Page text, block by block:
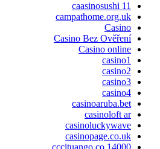
caasinosushi 11
campathome.org.uk
Casino
Casino Bez Ověření
Casino online
casino1
casino2
casino3
casino4
casinoaruba.bet
casinoloft ar
casinoluckywave
casinopage.co.uk